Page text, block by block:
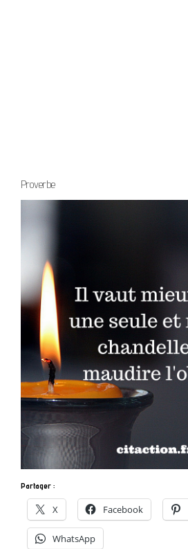
Proverbe
Partager :
X Facebook
WhatsApp